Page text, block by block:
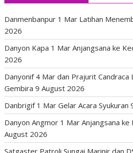
Danmenbanpur 1 Mar Latihan
2026
Danyon Kapa 1 Mar Anjangsana ke
2026
Danyonif 4 Mar dan Prajurit Candraca
Gembira 9 August 2026
Danbrigif 1 Mar Gelar Acara Syukuran
Danyon Angmor 1 Mar Anjangsana
August 2026
Satgaster Patroli Sungai Marinir dan